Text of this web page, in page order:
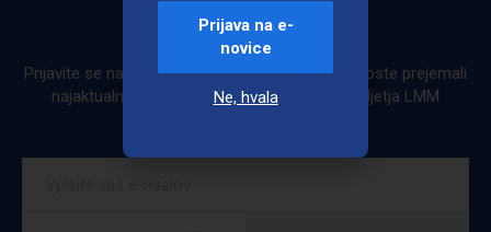
Bodite obveščeni
Prijavite se na e-novice. Ob prijavi na e-novice boste prejemali
najaktualnejše novice, akcije in obvestila podjetja LMM
Prijava na e-
novice
Ne, hvala